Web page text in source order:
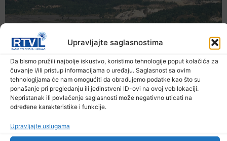
Upravljajte saglasnostima
Da bismo pružili najbolje iskustvo, koristimo tehnologije poput kolačića za
čuvanje i/ili pristup informacijama o uređaju. Saglasnost sa ovim
tehnologijama će nam omogućiti da obrađujemo podatke kao što su
ponašanje pri pregledanju ili jedinstveni ID-ovi na ovoj veb lokaciji.
Nepristanak ili povlačenje saglasnosti može negativno uticati na
određene karakteristike i funkcije.
Upravljajte uslugama